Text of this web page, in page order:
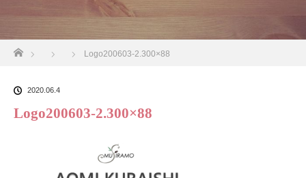
Logo200603-2.300×88
2020.06.4
Logo200603-2.300×88